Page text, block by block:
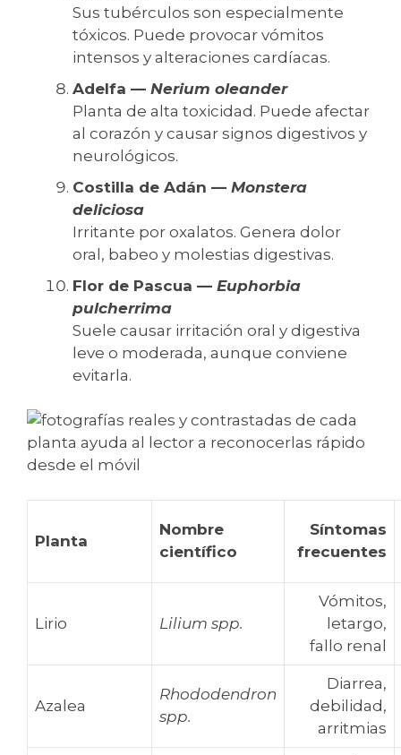
Sus tubérculos son especialmente
tóxicos. Puede provocar vómitos
intensos y alteraciones cardíacas.
Adelfa — Nerium oleander
Planta de alta toxicidad. Puede afectar
al corazón y causar signos digestivos y
neurológicos.
Costilla de Adán — Monstera
deliciosa
Irritante por oxalatos. Genera dolor
oral, babeo y molestias digestivas.
Flor de Pascua — Euphorbia
pulcherrima
Suele causar irritación oral y digestiva
leve o moderada, aunque conviene
evitarla.
Planta
Nombre
científico
Síntomas
frecuentes
Lirio Lilium spp.
Vómitos,
letargo,
fallo renal
Azalea
Rhododendron
spp.
Diarrea,
debilidad,
arritmias